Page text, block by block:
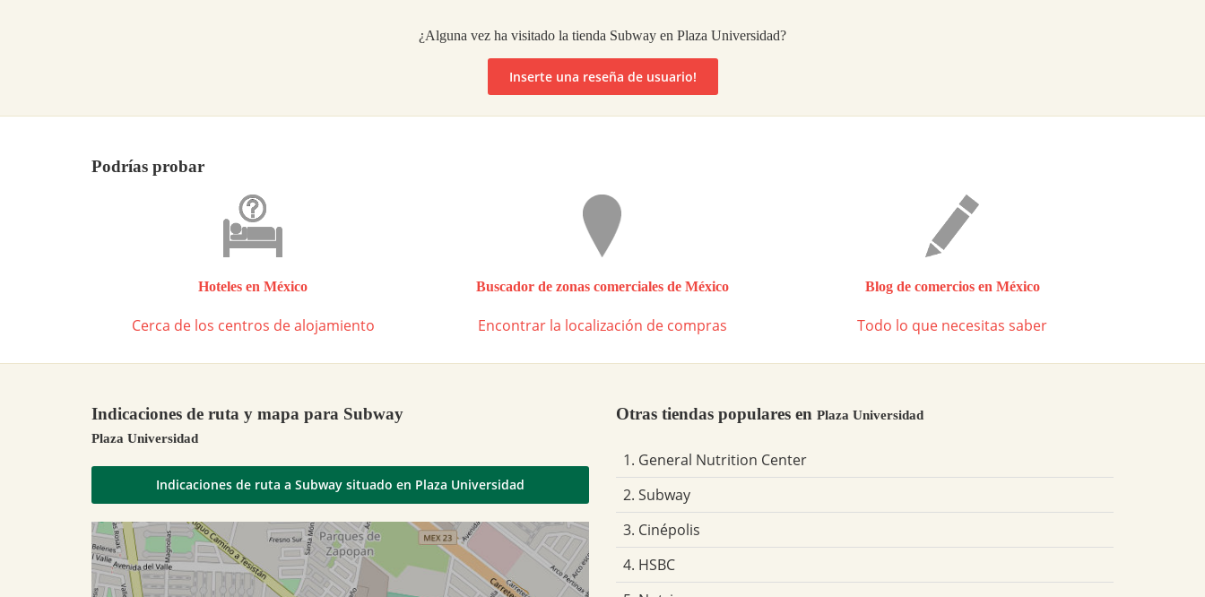
¿Alguna vez ha visitado la tienda Subway en Plaza Universidad?
Inserte una reseña de usuario!
Podrías probar
Hoteles en México
Cerca de los centros de alojamiento
Buscador de zonas comerciales de México
Encontrar la localización de compras
Blog de comercios en México
Todo lo que necesitas saber
Indicaciones de ruta y mapa para Subway
Plaza Universidad
Indicaciones de ruta a Subway situado en Plaza Universidad
Otras tiendas populares en Plaza Universidad
1. General Nutrition Center
2. Subway
3. Cinépolis
4. HSBC